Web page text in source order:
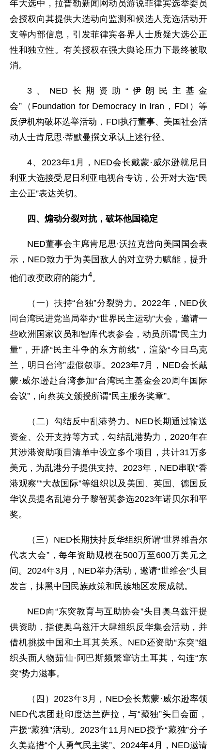
年大选中，拉普勒新闻网动员游说菲律宾选举委员
会授权向其提供大选动向监测和候选人竞选活动开
支等内部信息，引发菲律宾各界人士质疑大选公正
性和独立性。有关授权在强大舆论压力下最终被取
消。
3、NED长期资助“伊朗民主基金
会”（Foundation for Democracy in Iran，FDI）等
反伊机构破坏选举活动，FDI执行董事、美国社会活
动人士肯尼思·蒂默曼撰文承认上述行径。
4、2023年1月，NED会长戴蒙·威尔逊就尼日
利亚大选接受尼日利亚电视台专访，公开对大选“民
主公正”表达关切。
四、煽动分裂对抗，破坏他国稳定
NED董事会主席肯尼思·沃拉克曾向美国国会表
示，NED致力于为美国敌人的对立势力赋能，提升
他们改变政府的能力4。
（一）扶持“台独”分裂势力。2022年，NED伙
同台湾民进党当局举办“世界民主运动”大会，邀请一
些欧洲国家议员和智库代表参会，动员所谓“民主力
量”，开辟“民主斗争的东方前线”，渲染“今日乌克
兰，明日台湾”虚假叙事。2023年7月，NED会长戴
蒙·威尔逊赴台湾参加“台湾民主基金会20周年国际
会议”，向蔡英文颁授所谓“民主服务奖章”。
（二）勾结反中乱港势力。NED长期通过输送
资金、公开支持等方式，勾结乱港势力，2020年在
其涉港资助项目清单中设立多个项目，共计31万多
美元，为乱港分子提供支持。2023年，NED串联“香
港观察”“大赦国际”等组织以及美国、英国、德国反
华议员提名乱港分子黎智英参选2023年诺贝尔和平
奖。
（三）NED长期扶持反华组织所谓“世界维吾尔
代表大会”，每年资助规模在500万至600万美元之
间。2024年3月，NED举办活动，邀请“世维会”头目
发言，抹黑中国民族政策和民族地区发展成就。
NED向“东突教育与互助协会”头目奥乌兹汗提
供资助，指使奥乌兹汗大肆组织反华集会活动，并
借机挑拨中国和土耳其关系。NED还资助“东突”组
织头面人物茹仙·阿巴斯频繁窜访土耳其，勾连“东
突”势力滋事。
（四）2023年3月，NED会长戴蒙·威尔逊率领
NED代表团赴印度达兰萨拉，与“藏独”头目会面，
声援“藏独”活动。2023年11月NED授予“藏独”分子
久美嘉措“个人勇气民主奖”。2024年4月，NED邀请